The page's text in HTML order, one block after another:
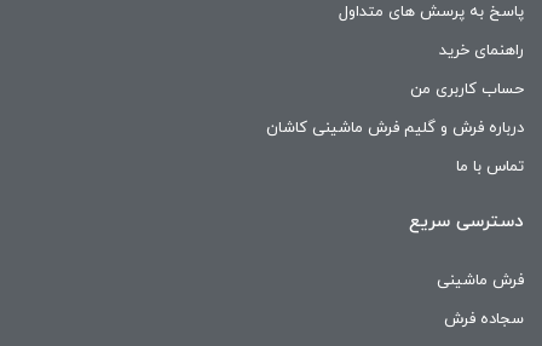
پاسخ به پرسش های متداول
راهنمای خرید
حساب کاربری من
درباره فرش و گلیم فرش ماشینی کاشان
تماس با ما
دسترسی سریع
فرش ماشینی
سجاده فرش